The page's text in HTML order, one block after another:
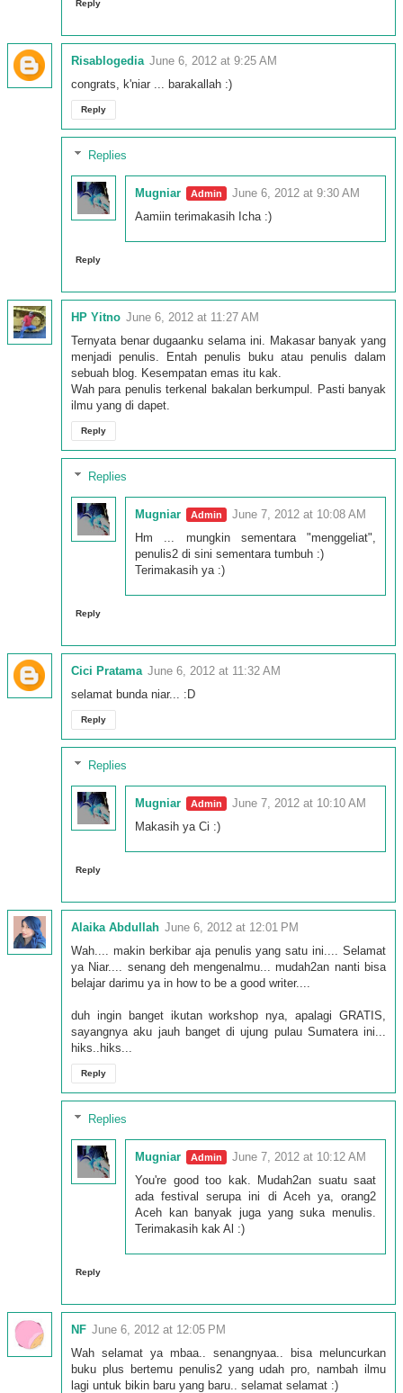
Reply
Risablogedia June 6, 2012 at 9:25 AM
congrats, k'niar ... barakallah :)
Reply
Replies
Mugniar
June 6, 2012 at 9:30 AM
Aamiin terimakasih Icha :)
Reply
HP Yitno June 6, 2012 at 11:27 AM
Ternyata benar dugaanku selama ini. Makasar banyak yang
menjadi penulis. Entah penulis buku atau penulis dalam
sebuah blog. Kesempatan emas itu kak.
Wah para penulis terkenal bakalan berkumpul. Pasti banyak
ilmu yang di dapet.
Reply
Replies
Mugniar
June 7, 2012 at 10:08 AM
Hm ... mungkin sementara "menggeliat",
penulis2 di sini sementara tumbuh :)
Terimakasih ya :)
Reply
Cici Pratama June 6, 2012 at 11:32 AM
selamat bunda niar... :D
Reply
Replies
Mugniar
June 7, 2012 at 10:10 AM
Makasih ya Ci :)
Reply
Alaika Abdullah June 6, 2012 at 12:01 PM
Wah.... makin berkibar aja penulis yang satu ini.... Selamat
ya Niar.... senang deh mengenalmu... mudah2an nanti bisa
belajar darimu ya in how to be a good writer....
duh ingin banget ikutan workshop nya, apalagi GRATIS,
sayangnya aku jauh banget di ujung pulau Sumatera ini...
hiks..hiks...
Reply
Replies
Mugniar
June 7, 2012 at 10:12 AM
You're good too kak. Mudah2an suatu saat
ada festival serupa ini di Aceh ya, orang2
Aceh kan banyak juga yang suka menulis.
Terimakasih kak Al :)
Reply
NF June 6, 2012 at 12:05 PM
Wah selamat ya mbaa.. senangnyaa.. bisa meluncurkan
buku plus bertemu penulis2 yang udah pro, nambah ilmu
lagi untuk bikin baru yang baru.. selamat selamat :)